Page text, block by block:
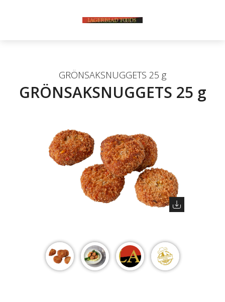
GRÖNSAKSNUGGETS 25 g
GRÖNSAKSNUGGETS 25 g